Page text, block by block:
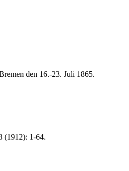
den 16.-23. Juli 1865.
(1912): 1-64.